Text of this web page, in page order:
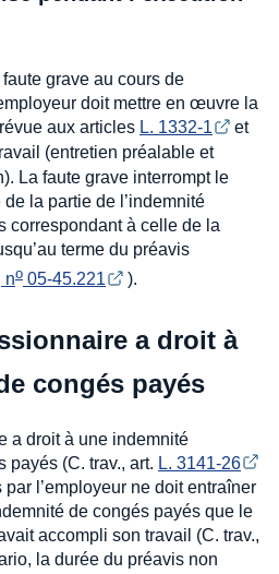
grave au cours de
doit mettre en œuvre la
aux articles L. 1332-1
et
(entretien préalable et
La faute grave interrompt le
la partie de l’indemnité
correspondant à celle de la
terme du préavis
no 05-45.221 ).
a droit à
congés payés
a droit à une indemnité
payés (C. trav., art. L. 3141-26
l’employeur ne doit entraîner
de congés payés que le
accompli son travail (C. trav.,
la durée du préavis non